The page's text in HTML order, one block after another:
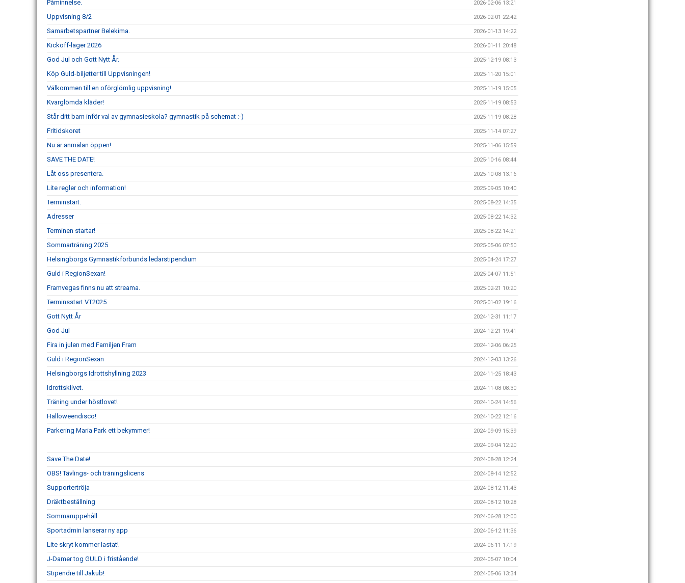
Påminnelse. 2026-02-06 13:21
Uppvisning 8/2 2026-02-01 22:42
Samarbetspartner Belekima. 2026-01-13 14:22
Kickoff-läger 2026 2026-01-11 20:48
God Jul och Gott Nytt År. 2025-12-19 08:13
Köp Guld-biljetter till Uppvisningen! 2025-11-20 15:01
Välkommen till en oförglömlig uppvisning! 2025-11-19 15:05
Kvarglömda kläder! 2025-11-19 08:53
Står ditt barn inför val av gymnasieskola? gymnastik på schemat :-) 2025-11-19 08:28
Fritidskoret 2025-11-14 07:27
Nu är anmälan öppen! 2025-11-06 15:59
SAVE THE DATE! 2025-10-16 08:44
Låt oss presentera. 2025-10-08 13:16
Lite regler och information! 2025-09-05 10:40
Terminstart. 2025-08-22 14:35
Adresser 2025-08-22 14:32
Terminen startar! 2025-08-22 14:21
Sommarträning 2025 2025-05-06 07:50
Helsingborgs Gymnastikförbunds ledarstipendium 2025-04-24 17:27
Guld i RegionSexan! 2025-04-07 11:51
Framvegas finns nu att streama. 2025-02-21 10:20
Terminsstart VT2025 2025-01-02 19:16
Gott Nytt År 2024-12-31 11:17
God Jul 2024-12-21 19:41
Fira in julen med Familjen Fram 2024-12-06 06:25
Guld i RegionSexan 2024-12-03 13:26
Helsingborgs Idrottshyllning 2023 2024-11-25 18:43
Idrottsklivet. 2024-11-08 08:30
Träning under höstlovet! 2024-10-24 14:56
Halloweendisco! 2024-10-22 12:16
Parkering Maria Park ett bekymmer! 2024-09-09 15:39
2024-09-04 12:20
Save The Date! 2024-08-28 12:24
OBS! Tävlings- och träningslicens 2024-08-14 12:52
Supportertröja 2024-08-12 11:43
Dräktbeställning 2024-08-12 10:28
Sommaruppehåll 2024-06-28 12:00
Sportadmin lanserar ny app 2024-06-12 11:36
Lite skryt kommer lastat! 2024-06-11 17:19
J-Damer tog GULD i fristående! 2024-05-07 10:04
Stipendie till Jakub! 2024-05-06 13:34